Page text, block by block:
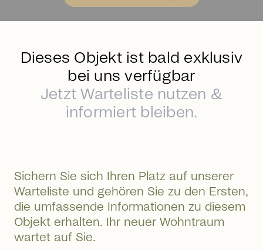
Dieses Objekt ist bald exklusiv
bei uns verfügbar
Jetzt Warteliste nutzen &
informiert bleiben.
Sichern Sie sich Ihren Platz auf unserer
Warteliste und gehören Sie zu den Ersten,
die umfassende Informationen zu diesem
Objekt erhalten. Ihr neuer Wohntraum
wartet auf Sie.